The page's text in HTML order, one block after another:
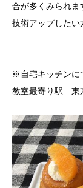
合が多くみられま
技術アップした
※自宅キッチンに
教室最寄り駅 東